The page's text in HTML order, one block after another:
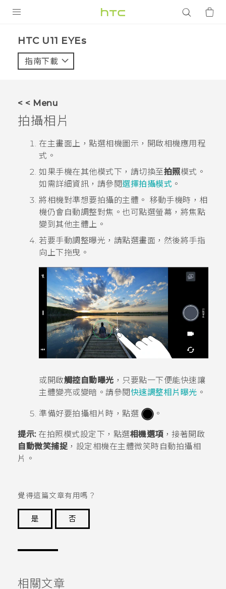
VIVE
支援服務
HTC U11 EYEs‎
指南下載
< < Menu
拍攝相片
在主畫面上，點選相機圖示，開啟相機應用程
式。
如果手機在其他模式下，請切換至拍照模式。
如需詳細資訊，請參閱選擇拍攝模式 。
將相機對準想要拍攝的主體。 移動手機時，相
機仍會自動調整對焦。也可點選螢幕，將焦點
變到其他主體上。
若要手動調整曝光，請點選畫面，然後將手指
向上下拖曳。
或開啟觸控自動曝光 ，只要點一下便能快速讓
主體變亮或變暗。請參閱快速調整相片曝光 。
準備好要拍攝相片時，點選 。
提示:在拍照模式設定下，點選相機選項，接著開啟
自動微笑捕捉 ，設定相機在主體微笑時自動拍攝相
片。
覺得這篇文章有用嗎？
是
否
相關文章